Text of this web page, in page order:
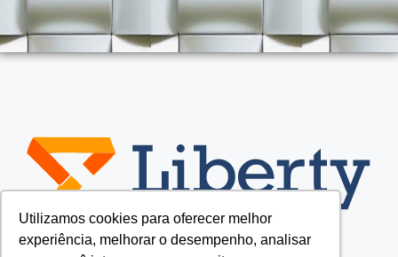
Utilizamos cookies para oferecer melhor
experiência, melhorar o desempenho, analisar